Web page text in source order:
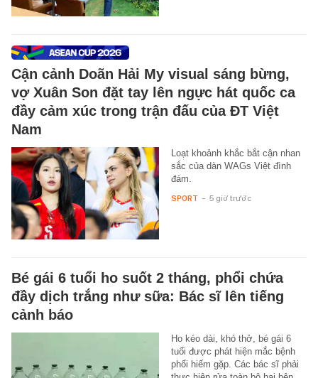
Cận cảnh Doãn Hải My visual sáng bừng,
vợ Xuân Son đặt tay lên ngực hát quốc ca
đầy cảm xúc trong trận đấu của ĐT Việt
Nam
Loạt khoảnh khắc bắt cận nhan
sắc của dàn WAGs Việt đình
đám.
SPORT - 5 giờ trước
Bé gái 6 tuổi ho suốt 2 tháng, phổi chứa
đầy dịch trắng như sữa: Bác sĩ lên tiếng
cảnh báo
Ho kéo dài, khó thở, bé gái 6
tuổi được phát hiện mắc bệnh
phổi hiếm gặp. Các bác sĩ phải